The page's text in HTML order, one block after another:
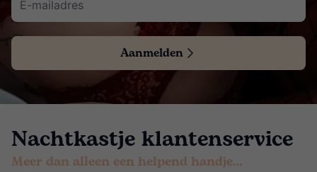
Aanmelden
Nachtkastje klantenservice
Meer dan alleen een helpend handje…